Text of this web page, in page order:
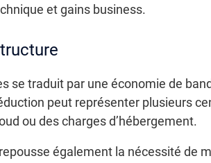
et gains business.
se traduit par une économie de
peut représenter plusieurs
ou des charges d’hébergement.
également la nécessité de